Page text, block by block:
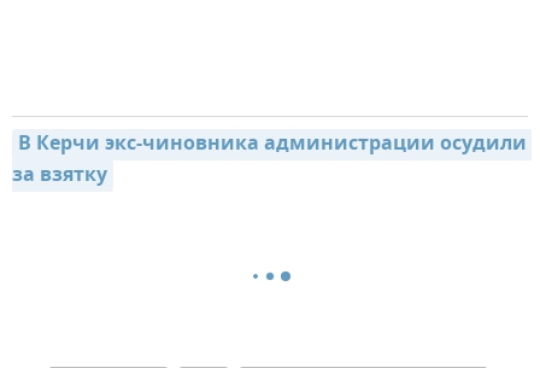
В Керчи экс-чиновника администрации осудили
за взятку